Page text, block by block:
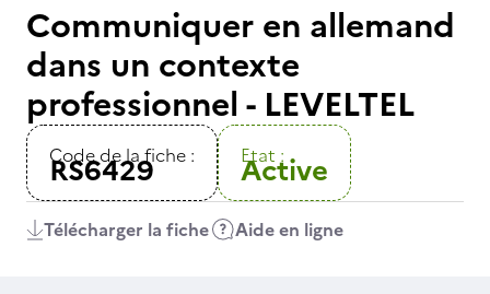
Communiquer en allemand
dans un contexte
professionnel - LEVELTEL
Code de la fiche :
RS6429 Etat :
Active
Télécharger la fiche Aide en ligne